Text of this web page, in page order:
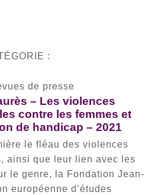
:
de presse
– Les violences
contre les femmes et
de handicap – 2021
le fléau des violences
ainsi que leur lien avec les
le genre, la Fondation Jean-
européenne d’études